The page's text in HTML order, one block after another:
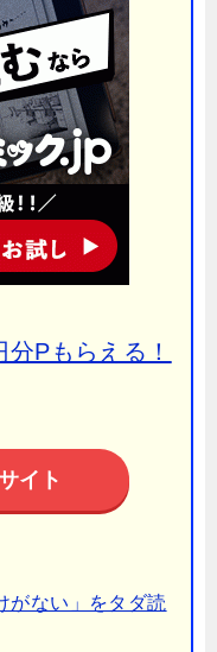
Pもらえる！
イト
がない」をタダ読